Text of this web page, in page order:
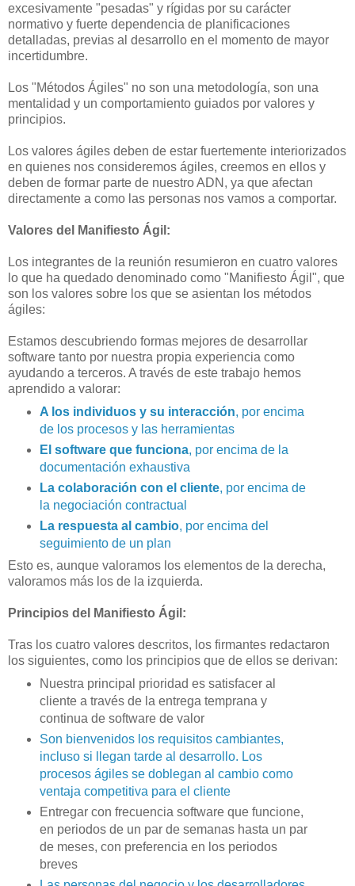
excesivamente "pesadas" y rígidas por su carácter
normativo y fuerte dependencia de planificaciones
detalladas, previas al desarrollo en el momento de mayor
incertidumbre.
Los "Métodos Ágiles" no son una metodología, son una
mentalidad y un comportamiento guiados por valores y
principios.
Los valores ágiles deben de estar fuertemente interiorizados
en quienes nos consideremos ágiles, creemos en ellos y
deben de formar parte de nuestro ADN, ya que afectan
directamente a como las personas nos vamos a comportar.
Valores del Manifiesto Ágil:
Los integrantes de la reunión resumieron en cuatro valores
lo que ha quedado denominado como "Manifiesto Ágil", que
son los valores sobre los que se asientan los métodos
ágiles:
Estamos descubriendo formas mejores de desarrollar
software tanto por nuestra propia experiencia como
ayudando a terceros. A través de este trabajo hemos
aprendido a valorar:
A los individuos y su interacción, por encima
de los procesos y las herramientas
El software que funciona, por encima de la
documentación exhaustiva
La colaboración con el cliente, por encima de
la negociación contractual
La respuesta al cambio, por encima del
seguimiento de un plan
Esto es, aunque valoramos los elementos de la derecha,
valoramos más los de la izquierda.
Principios del Manifiesto Ágil:
Tras los cuatro valores descritos, los firmantes redactaron
los siguientes, como los principios que de ellos se derivan:
Nuestra principal prioridad es satisfacer al
cliente a través de la entrega temprana y
continua de software de valor
Son bienvenidos los requisitos cambiantes,
incluso si llegan tarde al desarrollo. Los
procesos ágiles se doblegan al cambio como
ventaja competitiva para el cliente
Entregar con frecuencia software que funcione,
en periodos de un par de semanas hasta un par
de meses, con preferencia en los periodos
breves